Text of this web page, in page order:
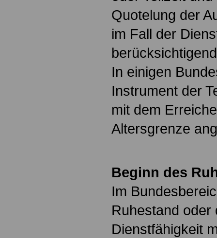
Quotelung der
im Fall der
In einigen
Instrument der
mit dem
Altersgrenze
Beginn des
Im
Ruhestand oder
Dienstfähigkeit